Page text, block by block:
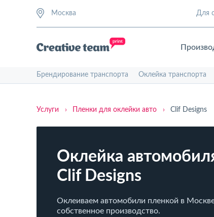
Москва Для
Брендирование транспорта Оклейка транспорта
Услуги › Пленки для оклейки авто › Clif Designs
Оклейка
Clif Designs
Оклеиваем автомобили пленкой в
собственное производство.